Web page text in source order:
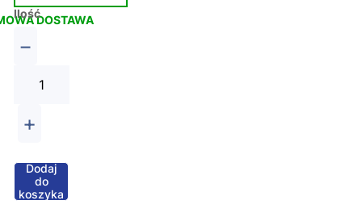
DOSTAWA
Ilość
−
+
Dodaj
do
koszyka